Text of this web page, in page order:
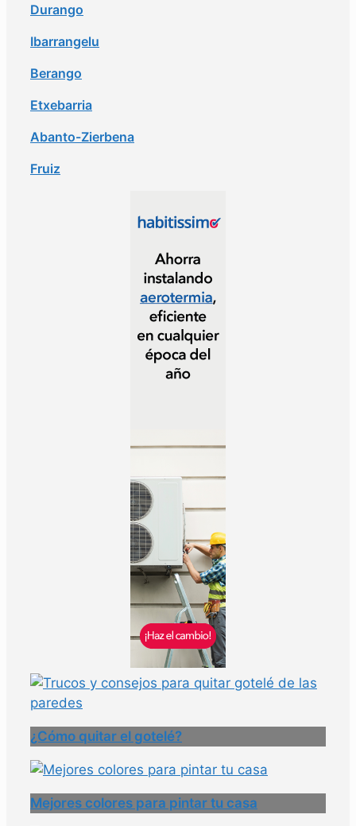
Durango
Ibarrangelu
Berango
Etxebarria
Abanto-Zierbena
Fruiz
¿Cómo quitar el gotelé?
Mejores colores para pintar tu casa